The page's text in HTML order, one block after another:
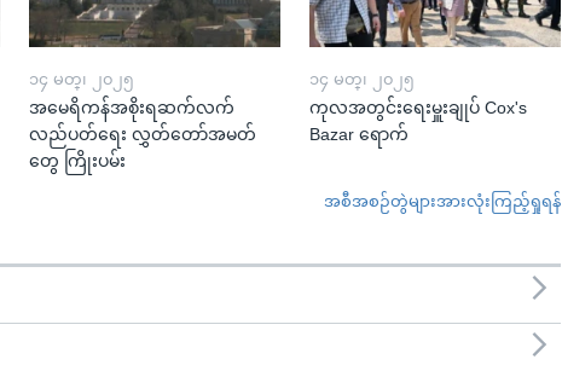
၁၄ မတ္၊ ၂၀၂၅
အမေရိကန်အစိုးရဆက်လက်
လည်ပတ်ရေး လွှတ်တော်အမတ်
တွေ ကြိုးပမ်း
၁၄ မတ္၊ ၂၀၂၅
ကုလအတွင်းရေးမှူးချုပ် Cox's
Bazar ရောက်
အစီအစဉ်တွဲများအားလုံးကြည့်ရှုရန်